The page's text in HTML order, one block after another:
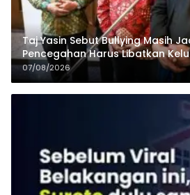
Taj Yasin Sebut Bullying Masih
Pencegahan Harus Libatkan
Pesantren
07/08/2026